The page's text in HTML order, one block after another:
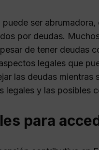
ser
por deudas.
de tener deudas
legales que
las deudas
legales y las posibles
para